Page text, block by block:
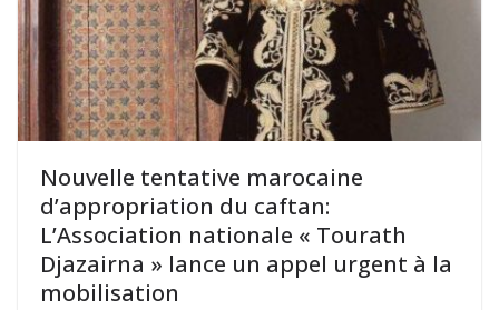
Nouvelle tentative marocaine
d’appropriation du caftan:
L’Association nationale « Tourath
Djazairna » lance un appel urgent à la
mobilisation